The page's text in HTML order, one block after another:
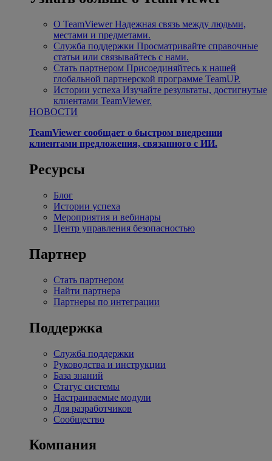
О TeamViewer Надежная связь между людьми,
местами и предметами.
Служба поддержки Просматривайте справочные
статьи или связывайтесь с нами.
Стать партнером Присоединяйтесь к нашей
глобальной партнерской программе TeamUP.
Истории успеха Изучайте результаты, достигнутые
клиентами TeamViewer.
НОВОСТИ
TeamViewer сообщает о быстром внедрении
клиентами предложения, связанного с ИИ.
Ресурсы
Блог
Истории успеха
Мероприятия и вебинары
Центр управления безопасностью
Партнер
Стать партнером
Найти партнера
Партнеры по интеграции
Поддержка
Служба поддержки
Руководства и инструкции
База знаний
Статус системы
Настраиваемые модули
Для разработчиков
Сообщество
Компания